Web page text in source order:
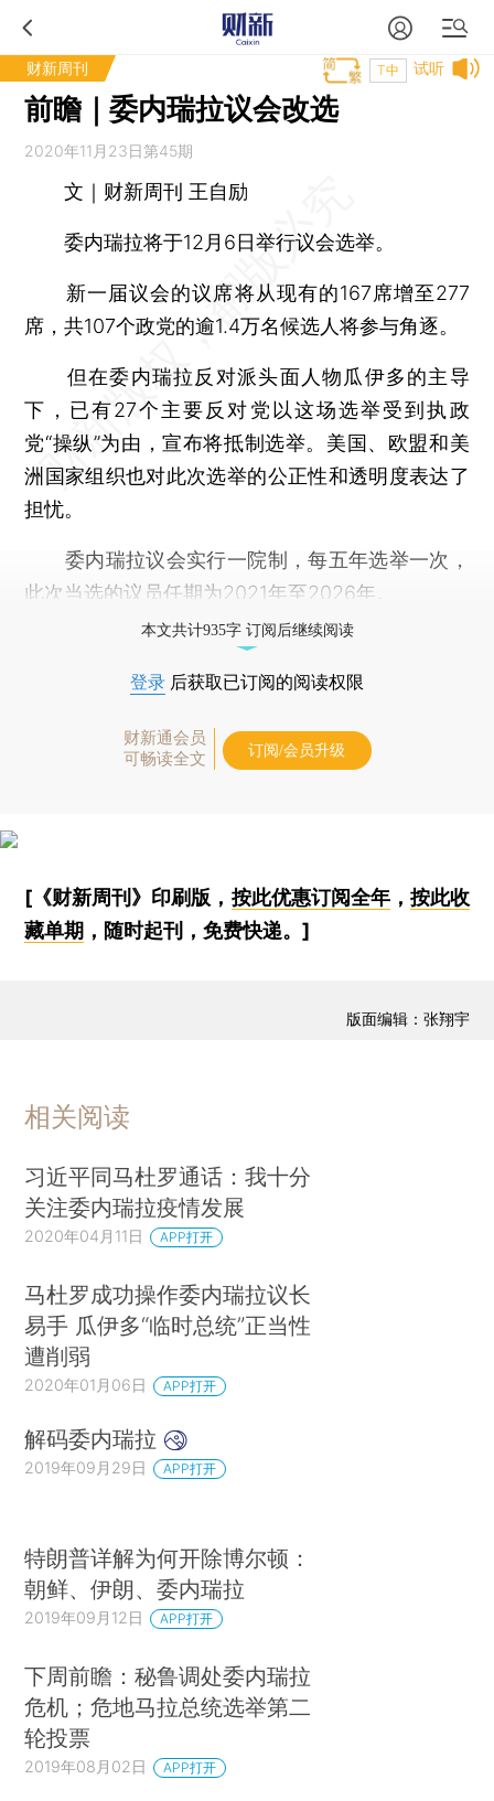
财新周刊 试听
T中
前瞻｜委内瑞拉议会改选
2020年11月23日第45期
文｜财新周刊 王自励
委内瑞拉将于12月6日举行议会选举。
新一届议会的议席将从现有的167席增至277
席，共107个政党的逾1.4万名候选人将参与角逐。
但在委内瑞拉反对派头面人物瓜伊多的主导
下，已有27个主要反对党以这场选举受到执政
党“操纵”为由，宣布将抵制选举。美国、欧盟和美
洲国家组织也对此次选举的公正性和透明度表达了
担忧。
委内瑞拉议会实行一院制，每五年选举一次，
此次当选的议员任期为2021年至2026年。
本文共计935字 订阅后继续阅读
登录 后获取已订阅的阅读权限
财新通会员
可畅读全文
订阅/会员升级
[《财新周刊》印刷版， 按此优惠订阅全年， 按此收
藏单期 ，随时起刊，免费快递。]
版面编辑：张翔宇
相关阅读
习近平同马杜罗通话：我十分
关注委内瑞拉疫情发展
2020年04月11日 APP打开
马杜罗成功操作委内瑞拉议长
易手 瓜伊多“临时总统”正当性
遭削弱
2020年01月06日 APP打开
解码委内瑞拉
2019年09月29日 APP打开
特朗普详解为何开除博尔顿：
朝鲜、伊朗、委内瑞拉
2019年09月12日 APP打开
下周前瞻：秘鲁调处委内瑞拉
危机；危地马拉总统选举第二
轮投票
2019年08月02日 APP打开